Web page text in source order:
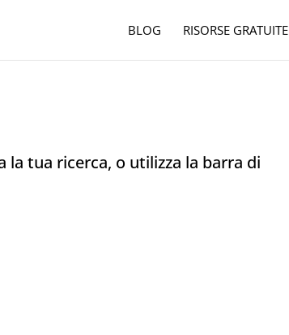
BLOG RISORSE GRATUITE
tua ricerca, o utilizza la barra di